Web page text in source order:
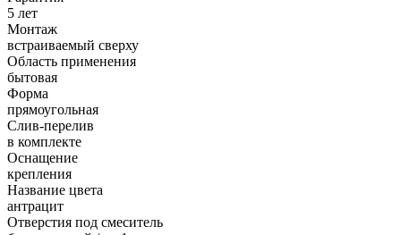
5 лет
Монтаж
встраиваемый сверху
Область применения
бытовая
Форма
прямоугольная
Слив-перелив
в комплекте
Оснащение
крепления
Название цвета
антрацит
Отверстия под смеситель